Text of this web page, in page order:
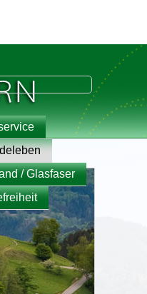
/ Glasfaser